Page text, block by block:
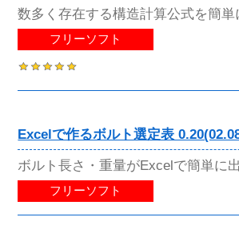
数多く存在する構造計算公式を簡単
フリーソフト
Excelで作るボルト選定表
ボルト長さ・重量がExcelで簡単に
フリーソフト